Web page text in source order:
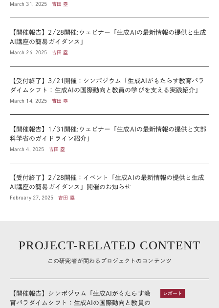
March 31, 2025 吉田 塁
【開催報告】2/28開催:ウェビナー「生成AIの最新情報の提供と生成
AI講座の簡易ガイダンス」
March 26, 2025 吉田 塁
【受付終了】3/21開催：シンポジウム「生成AIがもたらす教育パラ
ダイムシフト：生成AIの国際動向と教員の学びを支える実践紹介」
March 14, 2025 吉田 塁
【開催報告】1/31開催:ウェビナー「生成AIの最新情報の提供と文部
科学省のガイドライン紹介」
March 4, 2025 吉田 塁
【受付終了】2/28開催：イベント「生成AIの最新情報の提供と生成
AI講座の簡易ガイダンス」開催のお知らせ
February 27, 2025 吉田 塁
PROJECT-RELATED CONTENT
この研究者が関わるプロジェクトのコンテンツ
レポート
【開催報告】シンポジウム「生成AIがもたらす教
育パラダイムシフト：生成AIの国際動向と教員の